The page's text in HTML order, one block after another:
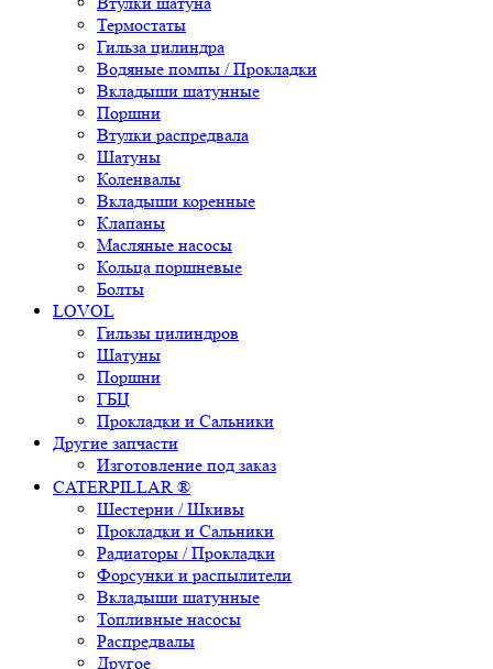
Термостаты
Гильза цилиндра
Водяные помпы / Прокладки
Вкладыши шатунные
Поршни
Втулки распредвала
Шатуны
Коленвалы
Вкладыши коренные
Клапаны
Масляные насосы
Кольца поршневые
Болты
LOVOL
Гильзы цилиндров
Шатуны
Поршни
ГБЦ
Прокладки и Сальники
Другие запчасти
Изготовление под заказ
CATERPILLAR ®
Шестерни / Шкивы
Прокладки и Сальники
Радиаторы / Прокладки
Форсунки и распылители
Вкладыши шатунные
Топливные насосы
Распредвалы
Другое